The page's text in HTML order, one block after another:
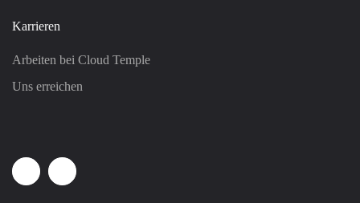
Karrieren
Arbeiten bei Cloud Temple
Uns erreichen
LinkedinYoutube